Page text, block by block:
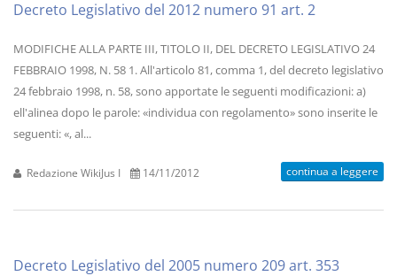
Decreto Legislativo del 2012 numero 91 art. 2
MODIFICHE ALLA PARTE III, TITOLO II, DEL DECRETO LEGISLATIVO 24
FEBBRAIO 1998, N. 58 1. All'articolo 81, comma 1, del decreto legislativo
24 febbraio 1998, n. 58, sono apportate le seguenti modificazioni: a)
ell'alinea dopo le parole: «individua con regolamento» sono inserite le
seguenti: «, al...
Redazione WikiJus I 14/11/2012 continua a leggere
Decreto Legislativo del 2005 numero 209 art. 353